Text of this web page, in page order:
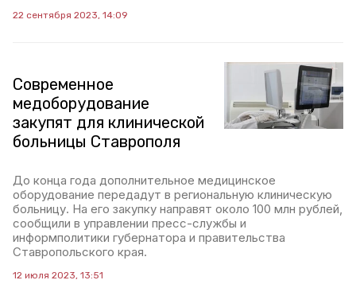
22 сентября 2023, 14:09
Современное
медоборудование
закупят для клинической
больницы Ставрополя
До конца года дополнительное медицинское
оборудование передадут в региональную клиническую
больницу. На его закупку направят около 100 млн рублей,
сообщили в управлении пресс-службы и
информполитики губернатора и правительства
Ставропольского края.
12 июля 2023, 13:51